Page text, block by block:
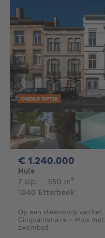
ONDER OPTIE
€ 1.240.000
Huis
7 slp. 7 slaapkamers
· 550 m²
1040 Etterbeek
Op een steenworp van het
Cinquantenaire - Huis met
zwembad